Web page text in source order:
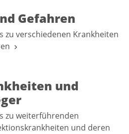
Gefahren
zu verschiedenen Krankheiten
und
zu weiterführenden
und deren